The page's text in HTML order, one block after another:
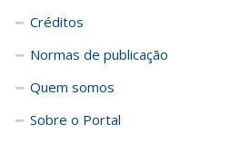
Créditos
Normas de publicação
Quem somos
Sobre o Portal